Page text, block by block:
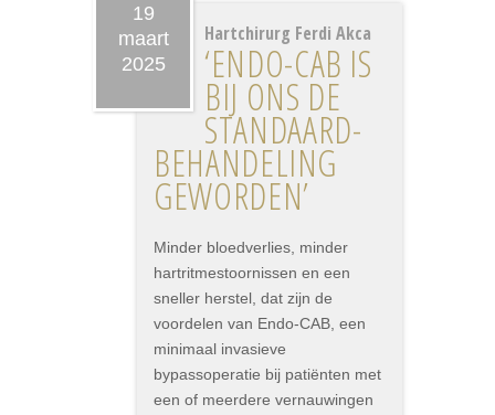
19
maart
2025
Hartchirurg Ferdi Akca
‘ENDO-CAB IS
BIJ ONS DE
STANDAARD­
BEHANDELING
GEWORDEN’
Minder bloedverlies, minder
hartritmestoornissen en een
sneller herstel, dat zijn de
voordelen van Endo-CAB, een
minimaal invasieve
bypassoperatie bij patiënten met
een of meerdere vernauwingen